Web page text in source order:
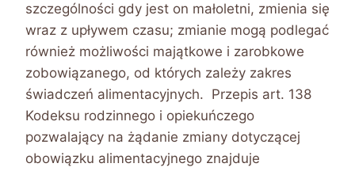
szczególności gdy jest on małoletni, zmienia się
wraz z upływem czasu; zmianie mogą podlegać
również możliwości majątkowe i zarobkowe
zobowiązanego, od których zależy zakres
świadczeń alimentacyjnych. Przepis art. 138
Kodeksu rodzinnego i opiekuńczego
pozwalający na żądanie zmiany dotyczącej
obowiązku alimentacyjnego znajduje